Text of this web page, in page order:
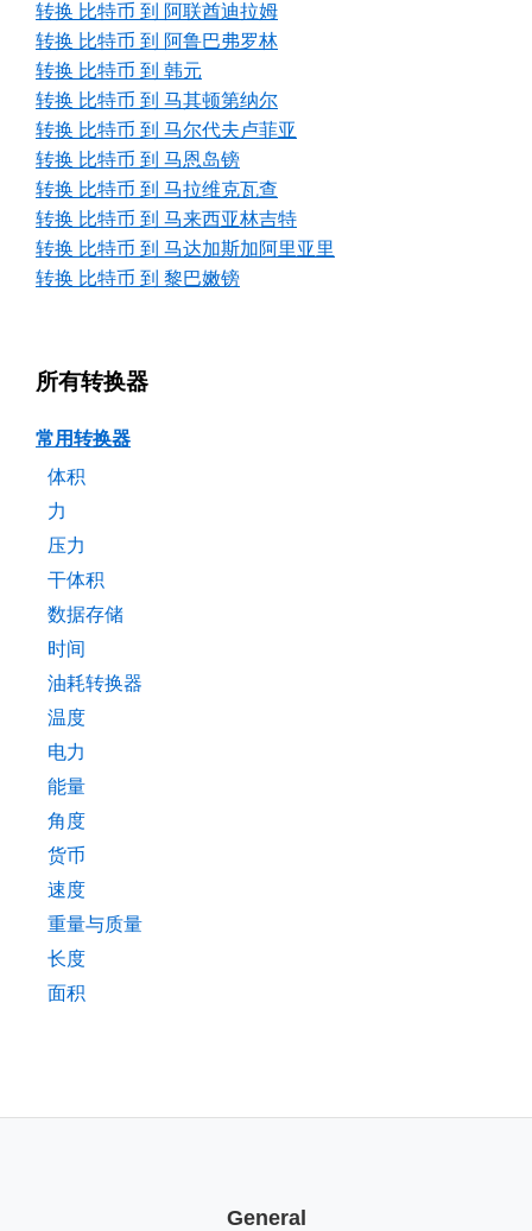
转换 比特币 到 阿联酋迪拉姆
转换 比特币 到 阿鲁巴弗罗林
转换 比特币 到 韩元
转换 比特币 到 马其顿第纳尔
转换 比特币 到 马尔代夫卢菲亚
转换 比特币 到 马恩岛镑
转换 比特币 到 马拉维克瓦查
转换 比特币 到 马来西亚林吉特
转换 比特币 到 马达加斯加阿里亚里
转换 比特币 到 黎巴嫩镑
所有转换器
常用转换器
体积
力
压力
干体积
数据存储
时间
油耗转换器
温度
电力
能量
角度
货币
速度
重量与质量
长度
面积
General